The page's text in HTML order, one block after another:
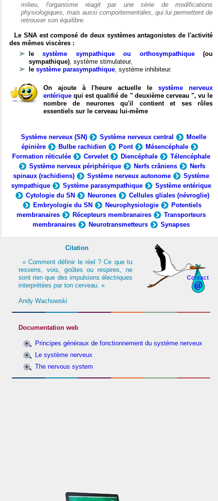
milieu, l'organisme réagit par une série de modifications
physiologiques, mais aussi comportementales, qui lui permettent de
retrouver son équilibre.
Le SNA est composé de deux systèmes antagonistes de l'activité
des mêmes viscères :
lesystème sympathique ou orthosympathique(ou
sympathique), système stimulateur,
le système parasympathique, système inhibiteur.
On ajoute à l'heure actuelle le système nerveux
entérique qui est qualifié de " deuxième cerveau ", vu le
nombre de neurones qu'il contient et ses rôles
essentiels sur le cerveau lui-même
Système nerveux (SN) Système nerveux central
Moelle
épinière
Bulbe rachidien Pont
Mésencéphale
Formation réticulée
Cervelet Diencéphale
Télencéphale
Système nerveux périphérique
Nerfs crâniens
Nerfs
spinaux (rachidiens)
Système nerveux autonome
Système
sympathique
Système parasympathique
Système entérique
Cytologie du SN
Neurones
Cellules gliales (névroglie)
Embryologie du SN
Neurophysiologie
Potentiels
membranaires
Récepteurs membranaires
Transporteurs
membranaires
Neurotransmetteurs Synapses
Contact
Citation
« Comment définir le réel ? Ce que tu
ressens, vois, goûtes ou respires, ne
sont rien que des impulsions électriques
interprétées par ton cerveau. »
Andy Wachowski
Documentation web
Principes généraux de fonctionnement du système nerveux
Le système nerveux
The nervous system